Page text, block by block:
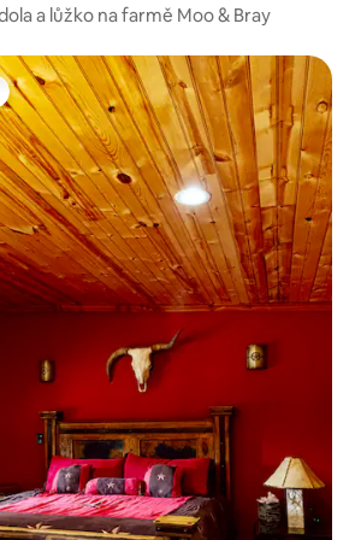
a lůžko na farmě Moo & Bray